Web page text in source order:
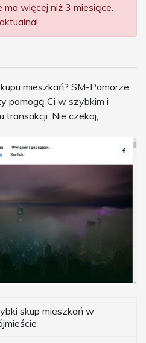
ma więcej niż 3 miesiące.
mieszkań? SM-Pomorze
pomogą Ci w szybkim i
Nie czekaj,
skup mieszkań w